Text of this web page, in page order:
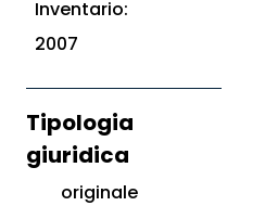
Inventario:
2007
Tipologia
giuridica
originale